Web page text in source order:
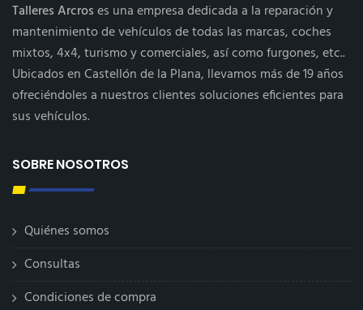
Talleres Arcroses una empresa dedicada a la reparación y
mantenimiento de vehículos de todas las marcas, coches
mixtos, 4x4, turismo y comerciales, así como furgones, etc..
Ubicados en Castellón de la Plana, llevamos más de 19 años
ofreciéndoles a nuestros clientes soluciones eficientes para
sus vehículos.
SOBRE NOSOTROS
Quiénes somos
Consultas
Condiciones de compra